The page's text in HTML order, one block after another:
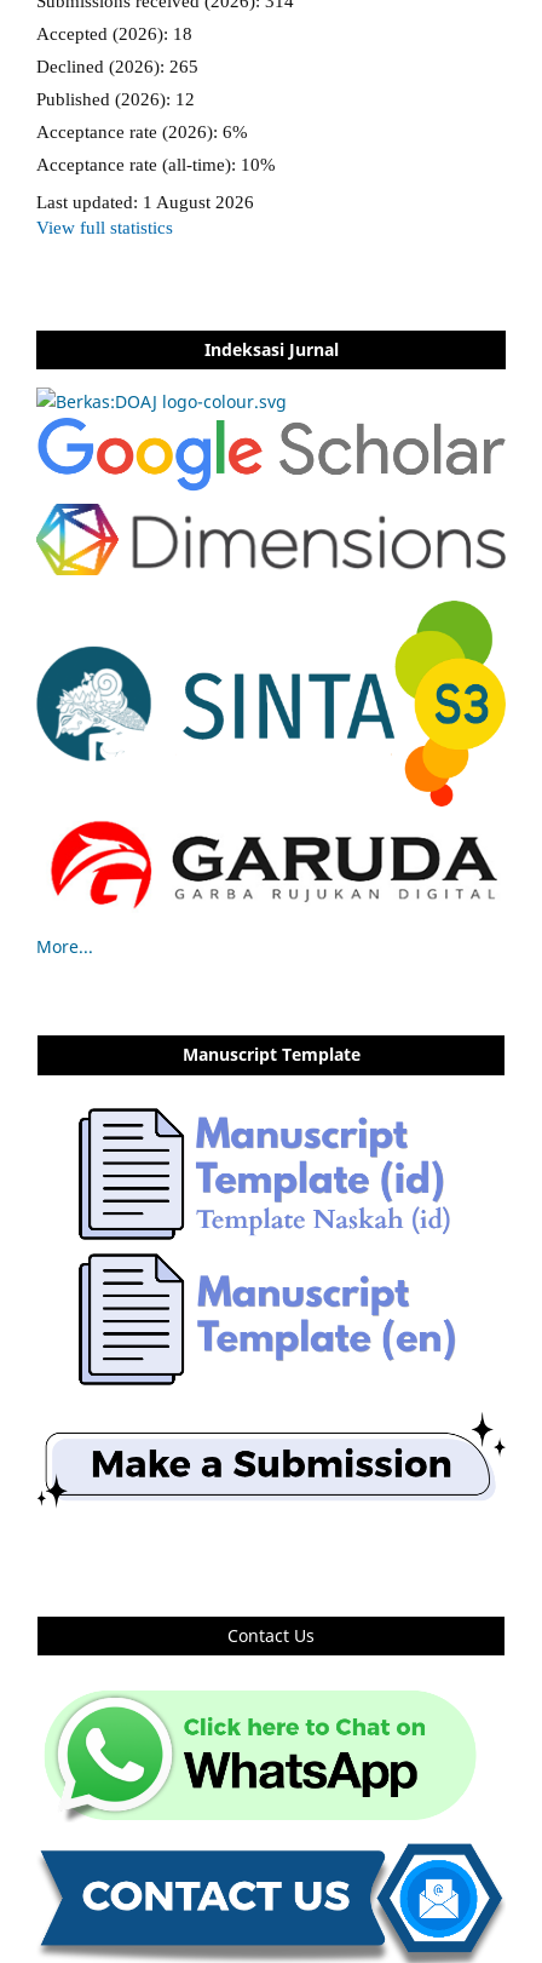
Indeksasi Jurnal
More...
Manuscript Template
Contact Us